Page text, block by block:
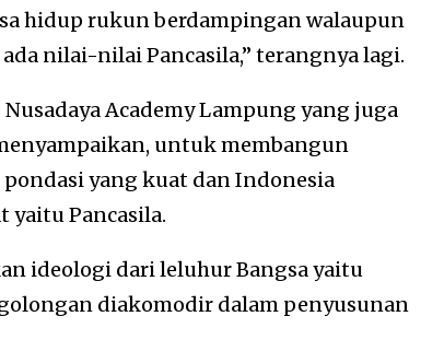
hidup rukun berdampingan walaupun
nilai-nilai Pancasila,” terangnya lagi.
Nusadaya Academy Lampung yang juga
untuk membangun
yang kuat dan Indonesia
yaitu Pancasila.
ideologi dari leluhur Bangsa yaitu
diakomodir dalam penyusunan